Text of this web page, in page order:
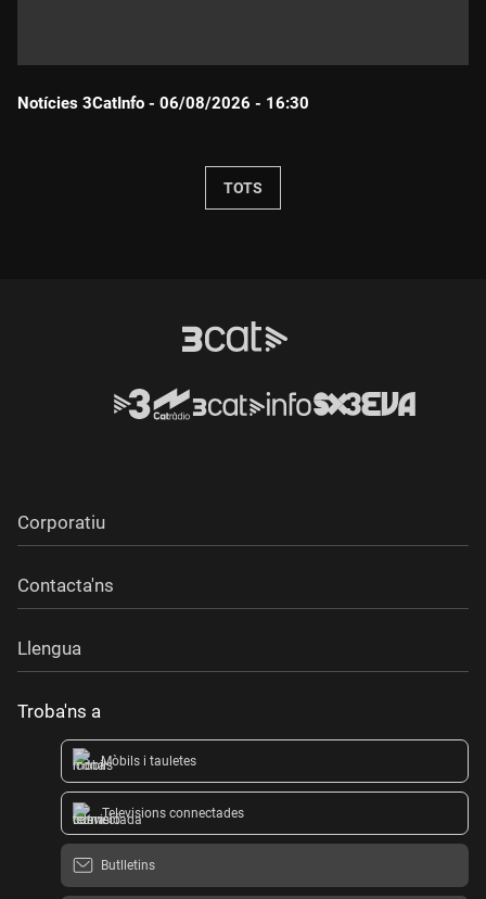
Notícies 3CatInfo - 06/08/2026 - 16:30
TOTS
Corporatiu
Contacta'ns
Llengua
Troba'ns a
Mòbils i tauletes
Televisions connectades
Butlletins